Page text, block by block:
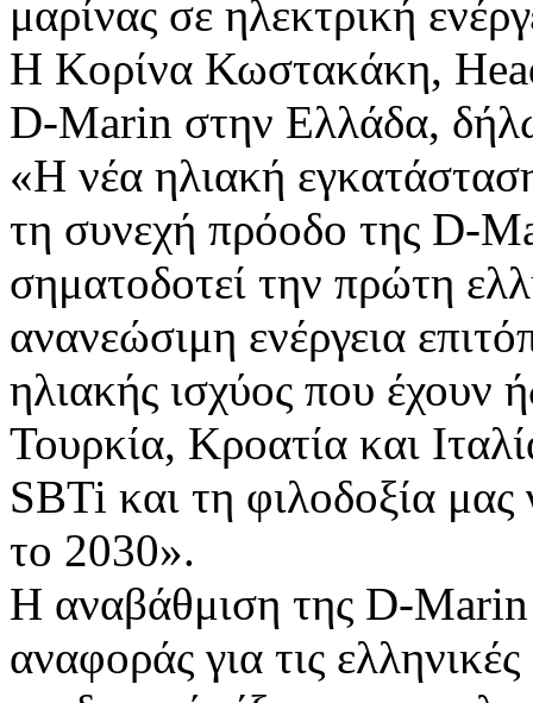
μαρίνας σε ηλεκτρική
Η Κορίνα Κωστακάκη,
D-Marin στην Ελλάδα,
«Η νέα ηλιακή
τη συνεχή πρόοδο της D-
σηματοδοτεί την πρώτη
ανανεώσιμη ενέργεια
ηλιακής ισχύος που έχουν
Τουρκία, Κροατία και
SBTi και τη φιλοδοξία
το 2030».
Η αναβάθμιση της D-Marin
αναφοράς για τις